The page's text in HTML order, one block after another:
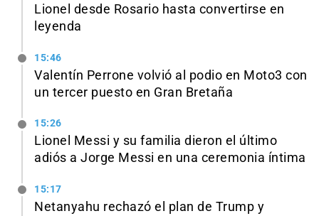
Lionel desde Rosario hasta convertirse en
leyenda
15:46
Valentín Perrone volvió al podio en Moto3 con
un tercer puesto en Gran Bretaña
15:26
Lionel Messi y su familia dieron el último
adiós a Jorge Messi en una ceremonia íntima
15:17
Netanyahu rechazó el plan de Trump y